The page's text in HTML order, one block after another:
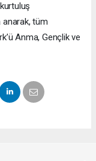
anarak, tüm
Anma, Gençlik ve